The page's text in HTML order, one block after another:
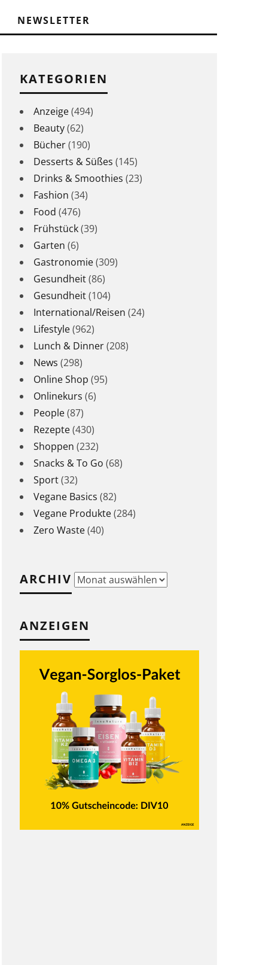
NEWSLETTER
KATEGORIEN
Anzeige(494)
Beauty(62)
Bücher(190)
Desserts & Süßes (145)
Drinks & Smoothies (23)
Fashion (34)
Food (476)
Frühstück(39)
Garten (6)
Gastronomie(309)
Gesundheit(86)
Gesundheit(104)
International/Reisen (24)
Lifestyle(962)
Lunch & Dinner(208)
News (298)
Online Shop (95)
Onlinekurs (6)
People(87)
Rezepte(430)
Shoppen (232)
Snacks & To Go (68)
Sport(32)
Vegane Basics (82)
Vegane Produkte(284)
Zero Waste(40)
ARCHIV Archiv
ANZEIGEN